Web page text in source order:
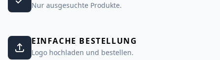
Nur ausgesuchte Produkte.
EINFACHE BESTELLUNG
Logo hochladen und bestellen.